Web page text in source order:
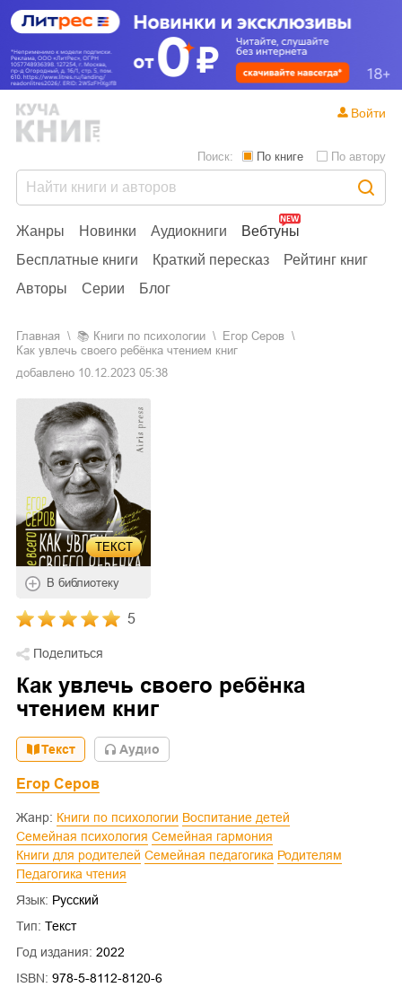
Жанры Новинки Аудиокниги
Вебтуны
Бесплатные книги
Краткий пересказ
Рейтинг книг
Авторы
Серии Блог
Поиск: По книге По автору
Войти
Главная 📚 книги по психологии
Егор Серов
Как увлечь своего ребёнка чтением книг
добавлено 10.12.2023 05:38
ТЕКСТ
В библиотеку
5
Поделиться
Как увлечь своего ребёнка
чтением книг
Текст Aудио
Егор Серов
Жанр: Книги по психологии
Воспитание детей
Семейная психология
Семейная гармония
Книги для родителей
Семейная педагогика
Родителям
Педагогика чтения
Язык: Русский
Тип: Текст
Год издания: 2022
ISBN: 978-5-8112-8120-6